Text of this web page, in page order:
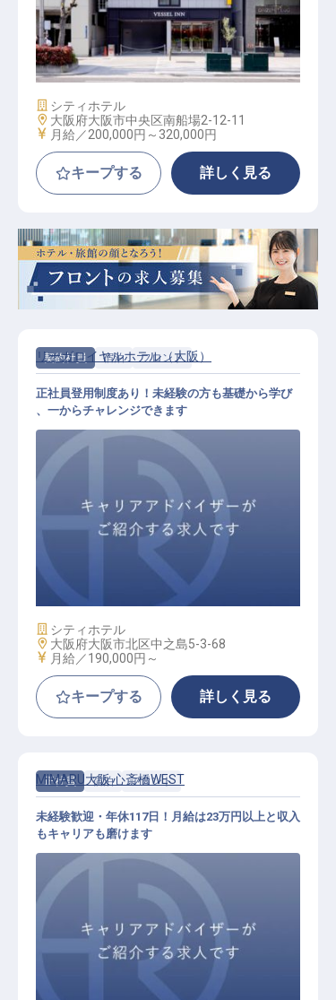
支配人・副支配人候補
施設業態
シティホテル
勤務地
大阪府大阪市中央区南船場2-12-11
給与
月給／200,000円～ 320,000円
キープする 詳しく見る
契約社員 宿泊 フロント
フロントスタッフ
リーガロイヤルホテル（大阪）
正社員登用制度あり！未経験の方も基礎から学び
、一からチャレンジできます
施設業態
シティホテル
勤務地
大阪府大阪市北区中之島5-3-68
給与
月給／190,000円～
キープする 詳しく見る
正社員 宿泊 フロント
フロントスタッフ
MIMARU大阪 心斎橋WEST
未経験歓迎・年休117日！月給は23万円以上と収入
もキャリアも磨けます